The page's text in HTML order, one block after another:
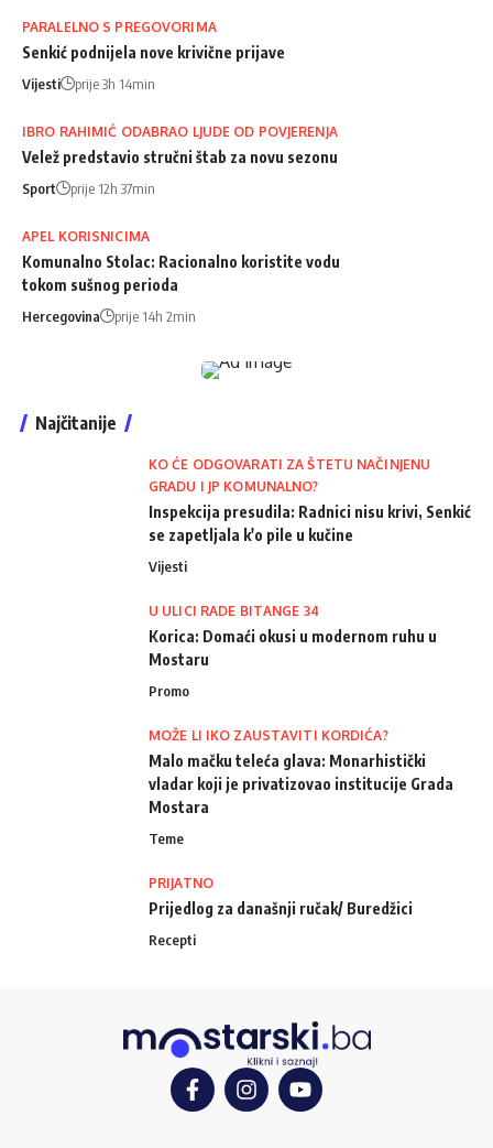
PARALELNO S PREGOVORIMA
Senkić podnijela nove krivične prijave
Vijesti prije 3h 14min
IBRO RAHIMIĆ ODABRAO LJUDE OD POVJERENJA
Velež predstavio stručni štab za novu sezonu
Sport prije 12h 37min
APEL KORISNICIMA
Komunalno Stolac: Racionalno koristite vodu
tokom sušnog perioda
Hercegovina prije 14h 2min
Najčitanije
KO ĆE ODGOVARATI ZA ŠTETU NAČINJENU
GRADU I JP KOMUNALNO?
Inspekcija presudila: Radnici nisu krivi, Senkić
se zapetljala k'o pile u kučine
Vijesti
U ULICI RADE BITANGE 34
Korica: Domaći okusi u modernom ruhu u
Mostaru
Promo
MOŽE LI IKO ZAUSTAVITI KORDIĆA?
Malo mačku teleća glava: Monarhistički
vladar koji je privatizovao institucije Grada
Mostara
Teme
PRIJATNO
Prijedlog za današnji ručak/ Buredžici
Recepti